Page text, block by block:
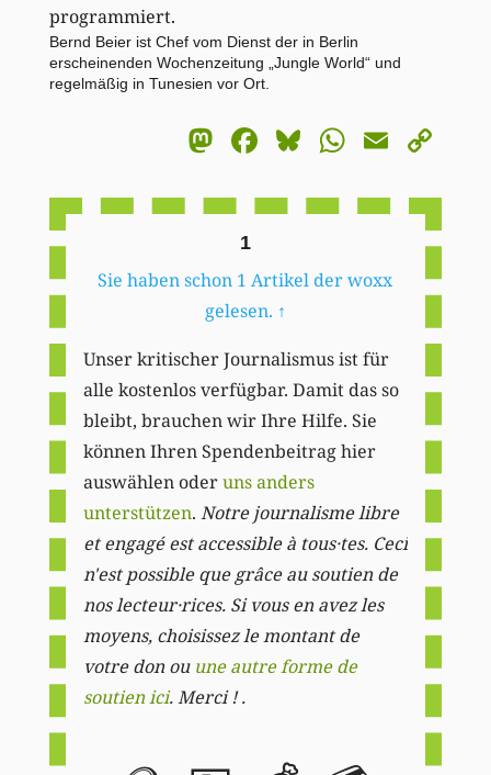
programmiert.
Bernd Beier ist Chef vom Dienst der in Berlin
erscheinenden Wochenzeitung „Jungle World“ und
regelmäßig in Tunesien vor Ort.
Mastodon
Facebook
BlueskyEmail
1
Sie haben schon 1 Artikel der woxx
gelesen. ↑
Unser kritischer Journalismus ist für
alle kostenlos verfügbar. Damit das so
bleibt, brauchen wir Ihre Hilfe. Sie
können Ihren Spendenbeitrag hier
auswählen oderuns anders
unterstützen. Notre journalisme libre
et engagé est accessible à tous·tes. Ceci
n'est possible que grâce au soutien de
nos lecteur·rices. Si vous en avez les
moyens, choisissez le montant de
votre don ou une autre forme de
soutien ici. Merci ! .